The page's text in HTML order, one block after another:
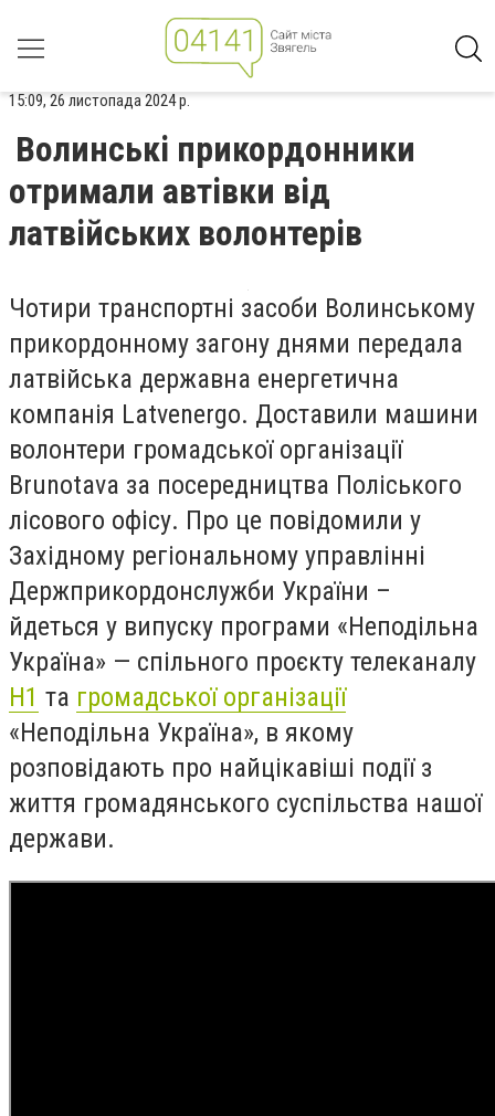
15:09, 26 листопада 2024 р.
Волинські прикордонники
отримали автівки від
латвійських волонтерів
Чотири транспортні засоби Волинському
прикордонному загону днями передала
латвійська державна енергетична
компанія Latvenergo. Доставили машини
волонтери громадської організації
Brunotava за посередництва Поліського
лісового офісу. Про це повідомили у
Західному регіональному управлінні
Держприкордонслужби України –
йдеться у випуску програми «Неподільна
Україна» — спільного проєкту телеканалу
Н1 та громадської організації
«Неподільна Україна», в якому
розповідають про найцікавіші події з
життя громадянського суспільства нашої
держави.